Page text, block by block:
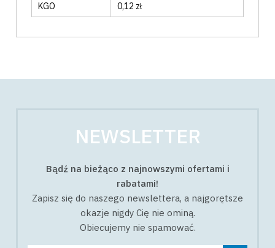
KGO
0,12 zł
NEWSLETTER
Bądź na bieżąco z najnowszymi ofertami i
rabatami!
Zapisz się do naszego newslettera, a najgorętsze
okazje nigdy Cię nie ominą.
Obiecujemy nie spamować.